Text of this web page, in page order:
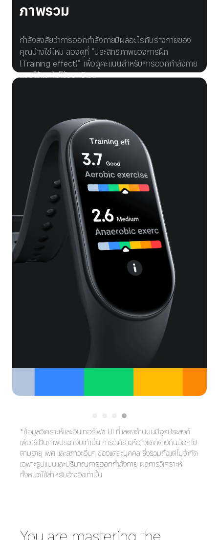
ภาพรวม
กำลังสงสัยว่าการออกกำลังกายมีผลอะไรกับร่างกายของ
คุณบ้างใช่ไหม ลองดูที่ “ประสิทธิภาพของการฝึก
(Training effect)” เพื่อดูคะแนนสำหรับการออกกำลังกาย
แบบใช้และไม่ใช้ออกซิเจน
*ข้อมูลวิเคราะห์และอินเทอร์เฟซ UI ที่แสดงด้านบนมีจุดประสงค์
เพื่อใช้เป็นภาพประกอบเท่านั้น การวิเคราะห์อาจแตกต่างกันออกไป
ตามอายุ เพศ และสภาวะอื่นๆ ของแต่ละบุคคล ซึ่งรวมถึงแต่ไม่จำกัด
เฉพาะรูปแบบและปริมาณการออกกำลังกาย ผลการวิเคราะห์
ทั้งหมดใช้สำหรับอ้างอิงเท่านั้น
You are mastering the